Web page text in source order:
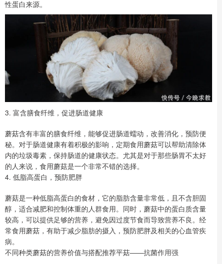
性蛋白来源。
3. 富含膳食纤维，促进肠道健康
蘑菇含有丰富的膳食纤维，能够促进肠道蠕动，改善消化，预防便
秘。对于肠道健康有着积极的影响，定期食用蘑菇可以帮助清除体
内的垃圾毒素，保持肠道的健康状态。尤其是对于那些肠胃不太好
的人来说，食用蘑菇是一个非常不错的选择。
4. 低脂高蛋白，预防肥胖
蘑菇是一种低脂高蛋白的食材，它的脂肪含量非常低，且不含胆固
醇，适合减肥和控制体重的人群食用。同时，蘑菇中的蛋白质含量
较高，可以提供足够的营养，避免因过度节食而导致营养不良。经
常食用蘑菇，有助于减少脂肪的摄入，预防肥胖及相关的心血管疾
病。
不同种类蘑菇的营养价值与搭配推荐平菇——抗菌作用强